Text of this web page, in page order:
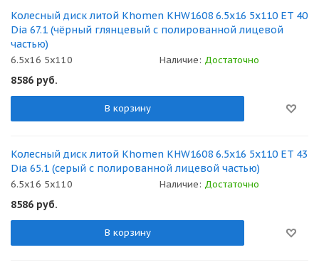
Колесный диск литой Khomen KHW1608 6.5x16 5x110 ET 40
Dia 67.1 (чёрный глянцевый с полированной лицевой
частью)
6.5x16 5x110 Наличие: Достаточно
8586 руб.
В корзину
Колесный диск литой Khomen KHW1608 6.5x16 5x110 ET 43
Dia 65.1 (серый с полированной лицевой частью)
6.5x16 5x110 Наличие: Достаточно
8586 руб.
В корзину